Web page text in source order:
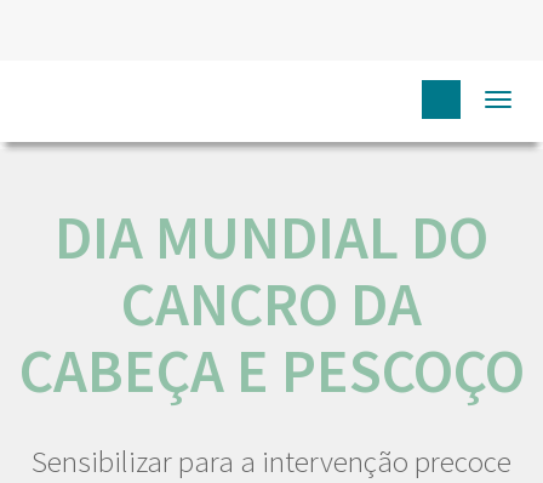
DIA
DIA MUNDIAL DO
CANCRO DA
CABEÇA E PESCOÇO
Sensibilizar para a intervenção precoce